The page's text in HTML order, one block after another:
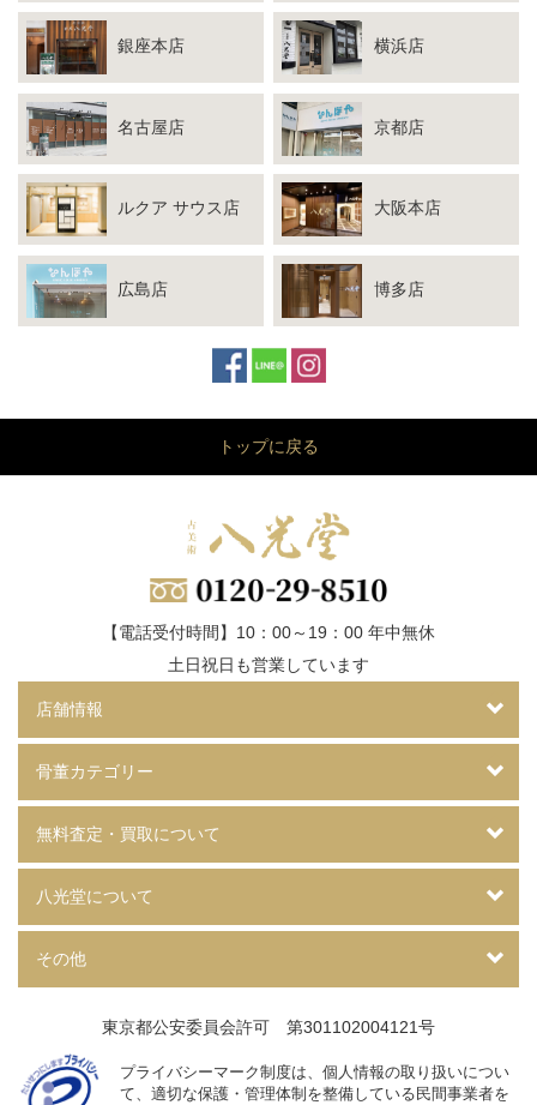
銀座本店 横浜店
名古屋店 京都店
ルクア サウス店 大阪本店
広島店 博多店
トップに戻る
【電話受付時間】10：00～19：00 年中無休
土日祝日も営業しています
店舗情報
骨董カテゴリー
無料査定・買取について
八光堂について
その他
東京都公安委員会許可 第301102004121号
プライバシーマーク制度は、個人情報の取り扱いについ
て、適切な保護・管理体制を整備している民間事業者を